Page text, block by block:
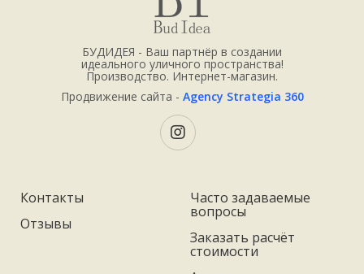
БУДИДЕЯ - Ваш партнёр в создании
идеального уличного пространства!
Производство. Интернет-магазин.
Продвижение сайта - Agency Strategia 360
Контакты
Отзывы
Часто задаваемые
вопросы
Заказать расчёт
стоимости